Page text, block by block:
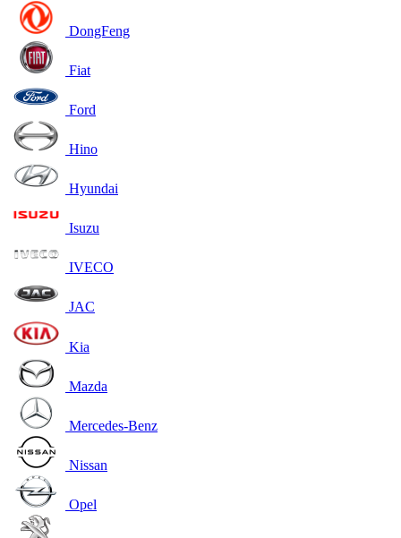
DongFeng
Fiat
Ford
Hino
Hyundai
Isuzu
IVECO
JAC
Kia
Mazda
Mercedes-Benz
Nissan
Opel